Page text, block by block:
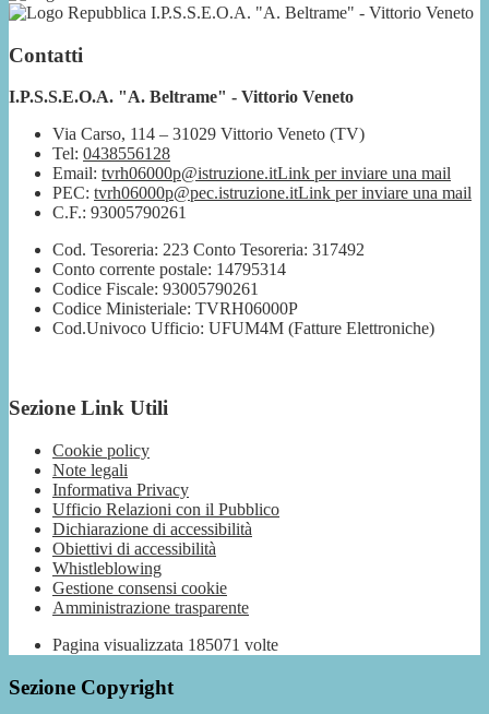
I.P.S.S.E.O.A. "A. Beltrame" - Vittorio Veneto
Contatti
I.P.S.S.E.O.A. "A. Beltrame" - Vittorio Veneto
Via Carso, 114 – 31029 Vittorio Veneto (TV)
Tel: 0438556128
Email: tvrh06000p@istruzione.itLink per inviare una mail
PEC: tvrh06000p@pec.istruzione.itLink per inviare una mail
C.F.: 93005790261
Cod. Tesoreria: 223 Conto Tesoreria: 317492
Conto corrente postale: 14795314
Codice Fiscale: 93005790261
Codice Ministeriale: TVRH06000P
Cod.Univoco Ufficio: UFUM4M (Fatture Elettroniche)
Sezione Link Utili
Cookie policy
Note legali
Informativa Privacy
Ufficio Relazioni con il Pubblico
Dichiarazione di accessibilità
Obiettivi di accessibilità
Whistleblowing
Gestione consensi cookie
Amministrazione trasparente
Pagina visualizzata 185071 volte
Sezione Copyright